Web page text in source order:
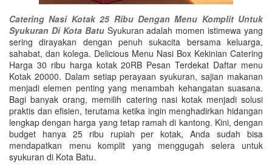
Catering Nasi Kotak 25 Ribu Dengan Menu Komplit Untuk
Syukuran Di Kota BatuSyukuran adalah momen istimewa yang
sering dirayakan dengan penuh sukacita bersama keluarga,
sahabat, dan kolega. Delicious Menu Nasi Box Kekinian Catering
Harga 30 ribu harga kotak 20RB Pesan Terdekat Daftar menu
Kotak 20000. Dalam setiap perayaan syukuran, sajian makanan
menjadi elemen penting yang menambah kehangatan suasana.
Bagi banyak orang, memilih catering nasi kotak menjadi solusi
praktis dan efisien, terutama ketika ingin menghadirkan hidangan
lengkap dengan harga yang tetap ramah di kantong. Kini, dengan
budget hanya 25 ribu rupiah per kotak, Anda sudah bisa
mendapatkan menu komplit yang menggugah selera untuk
syukuran di Kota Batu.